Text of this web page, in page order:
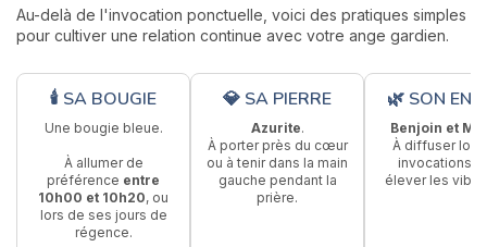
Au-delà de l'invocation ponctuelle, voici des pratiques simples
pour cultiver une relation continue avec votre ange gardien.
🕯 SA BOUGIE
Une bougie bleue.
À allumer de
préférence entre
10h00 et 10h20, ou
lors de ses jours de
régence.
💎 SA PIERRE
Azurite.
À porter près du cœur
ou à tenir dans la main
gauche pendant la
prière.
🌿 SON
Benjoin et
À diffuser lors
invocations
élever les